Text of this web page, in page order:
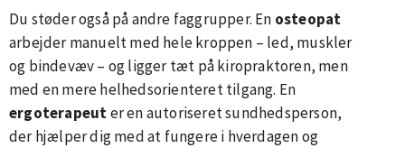
Du støder også på andre faggrupper. En osteopat
arbejder manuelt med hele kroppen – led, muskler
og bindevæv – og ligger tæt på kiropraktoren, men
med en mere helhedsorienteret tilgang. En
ergoterapeuter en autoriseret sundhedsperson,
der hjælper dig med at fungere i hverdagen og